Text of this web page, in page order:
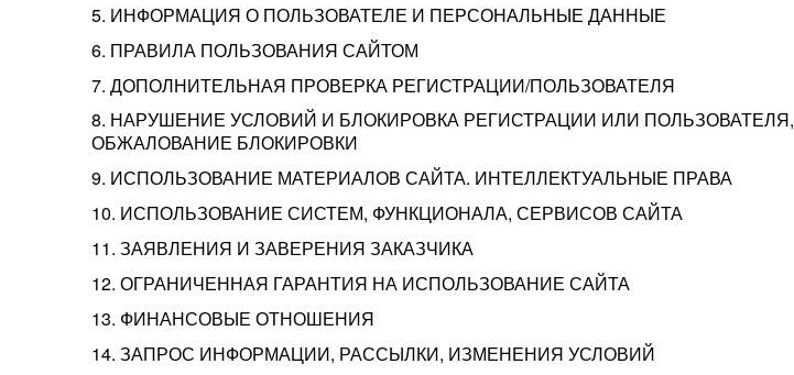
5. ИНФОРМАЦИЯ О ПОЛЬЗОВАТЕЛЕ И ПЕРСОНАЛЬНЫЕ ДАННЫЕ
6. ПРАВИЛА ПОЛЬЗОВАНИЯ САЙТОМ
7. ДОПОЛНИТЕЛЬНАЯ ПРОВЕРКА РЕГИСТРАЦИИ/ПОЛЬЗОВАТЕЛЯ
8. НАРУШЕНИЕ УСЛОВИЙ И БЛОКИРОВКА РЕГИСТРАЦИИ ИЛИ ПОЛЬЗОВАТЕЛЯ,
ОБЖАЛОВАНИЕ БЛОКИРОВКИ
9. ИСПОЛЬЗОВАНИЕ МАТЕРИАЛОВ САЙТА. ИНТЕЛЛЕКТУАЛЬНЫЕ ПРАВА
10. ИСПОЛЬЗОВАНИЕ СИСТЕМ, ФУНКЦИОНАЛА, СЕРВИСОВ САЙТА
11. ЗАЯВЛЕНИЯ И ЗАВЕРЕНИЯ ЗАКАЗЧИКА
12. ОГРАНИЧЕННАЯ ГАРАНТИЯ НА ИСПОЛЬЗОВАНИЕ САЙТА
13. ФИНАНСОВЫЕ ОТНОШЕНИЯ
14. ЗАПРОС ИНФОРМАЦИИ, РАССЫЛКИ, ИЗМЕНЕНИЯ УСЛОВИЙ